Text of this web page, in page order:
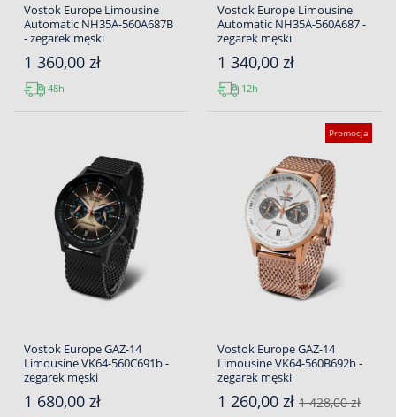
Vostok Europe Limousine
Automatic NH35A-560A687B
- zegarek męski
1 360,00 zł
48h
Vostok Europe Limousine
Automatic NH35A-560A687 -
zegarek męski
1 340,00 zł
12h
Vostok Europe GAZ-14
Limousine VK64-560C691b -
zegarek męski
1 680,00 zł
Promocja
Vostok Europe GAZ-14
Limousine VK64-560B692b -
zegarek męski
1 260,00 zł 1 428,00 zł